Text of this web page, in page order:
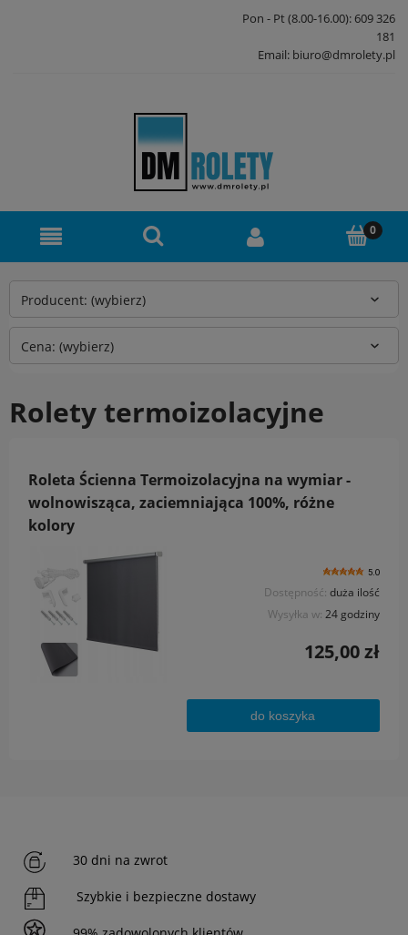
Pon - Pt (8.00-16.00): 609 326
181
Email: biuro@dmrolety.pl
Producent: (wybierz)
Cena: (wybierz)
Rolety termoizolacyjne
Roleta Ścienna Termoizolacyjna na wymiar -
wolnowisząca, zaciemniająca 100%, różne
kolory
5.0
Dostępność: duża ilość
Wysyłka w: 24 godziny
125,00 zł
do koszyka
30 dni na zwrot
Szybkie i bezpieczne dostawy